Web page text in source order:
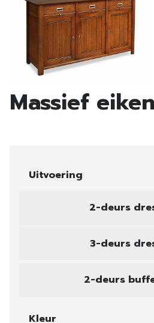
Massief
Uitvoering
2-deurs
3-deurs
2-deurs
Kleur